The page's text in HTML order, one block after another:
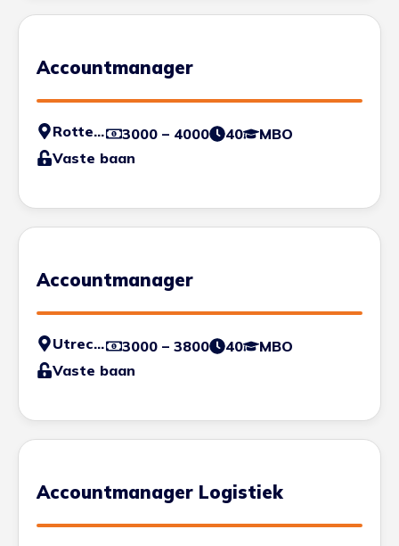
Accountmanager
Rotterdam 3000 – 4000 40
MBO
Vaste baan
Accountmanager
Utrecht 3000 – 3800 40
MBO
Vaste baan
Accountmanager Logistiek